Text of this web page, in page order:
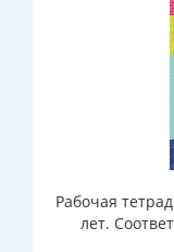
Рабочая
лет.